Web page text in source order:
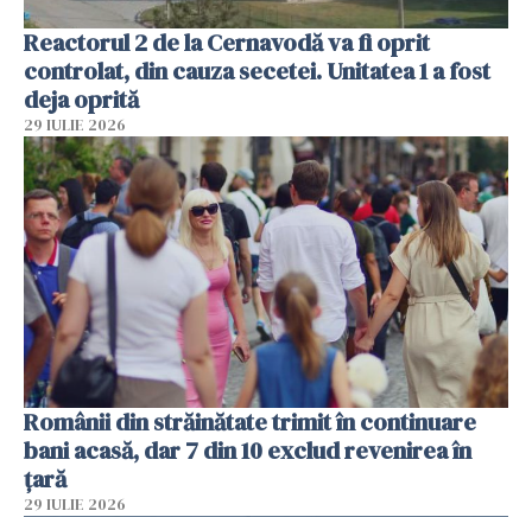
Reactorul 2 de la Cernavodă va fi oprit
controlat, din cauza secetei. Unitatea 1 a fost
deja oprită
29 IULIE 2026
Românii din străinătate trimit în continuare
bani acasă, dar 7 din 10 exclud revenirea în
țară
29 IULIE 2026